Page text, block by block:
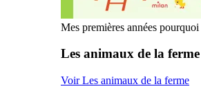
Mes premières années pourquoi
Les animaux de la ferme
Voir Les animaux de la ferme